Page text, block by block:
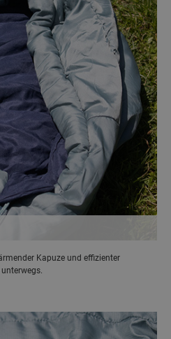
Kapuze und effizienter